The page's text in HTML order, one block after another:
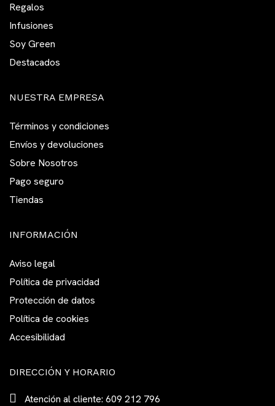
Regalos
Infusiones
Soy Green
Destacados
NUESTRA EMPRESA
Términos y condiciones
Envíos y devoluciones
Sobre Nosotros
Pago seguro
Tiendas
INFORMACIÓN
Aviso legal
Política de privacidad
Protección de datos
Política de cookies
Accesibilidad
DIRECCIÓN Y HORARIO
Atención al cliente: 609 212 796